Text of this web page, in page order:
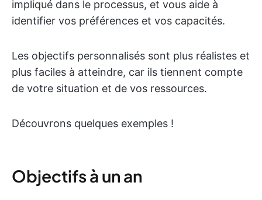
impliqué dans le processus, et vous aide à
identifier vos préférences et vos capacités.
Les objectifs personnalisés sont plus réalistes et
plus faciles à atteindre, car ils tiennent compte
de votre situation et de vos ressources.
Découvrons quelques exemples !
Objectifs à un an